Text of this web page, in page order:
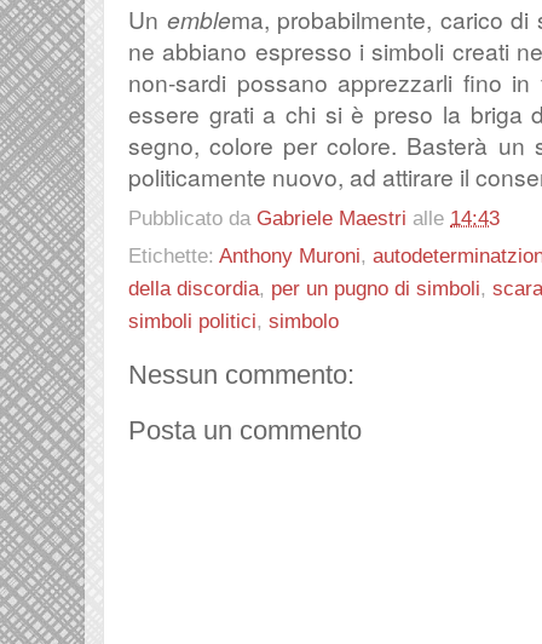
Un emblema, probabilmente, carico
ne abbiano espresso i simboli creati
non-sardi possano apprezzarli fino
essere grati a chi si è preso la briga
segno, colore per colore. Basterà un
politicamente nuovo, ad attirare il
Pubblicato da Gabriele Maestri alle 14:43
Etichette: Anthony Muroni,
della discordia, per un pugno di simboli,
simboli politici, simbolo
Nessun commento:
Posta un commento